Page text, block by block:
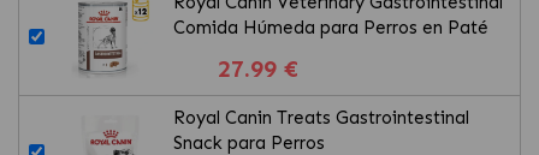
Comida Húmeda para Perros en Paté
27.99 €
Royal Canin Treats Gastrointestinal
Snack para Perros